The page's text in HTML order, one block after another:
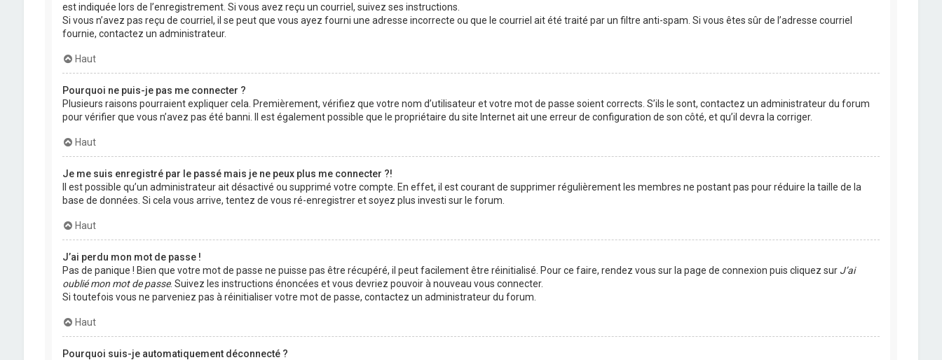
est indiquée lors de l’enregistrement. Si vous avez reçu un courriel, suivez ses instructions.
Si vous n’avez pas reçu de courriel, il se peut que vous ayez fourni une adresse incorrecte ou que le courriel ait été traité par un filtre anti-spam. Si vous êtes sûr de l’adresse courriel
fournie, contactez un administrateur.
Haut
Pourquoi ne puis-je pas me connecter ?
Plusieurs raisons pourraient expliquer cela. Premièrement, vérifiez que votre nom d’utilisateur et votre mot de passe soient corrects. S’ils le sont, contactez un administrateur du forum
pour vérifier que vous n’avez pas été banni. Il est également possible que le propriétaire du site Internet ait une erreur de configuration de son côté, et qu’il devra la corriger.
Haut
Je me suis enregistré par le passé mais je ne peux plus me connecter ?!
Il est possible qu’un administrateur ait désactivé ou supprimé votre compte. En effet, il est courant de supprimer régulièrement les membres ne postant pas pour réduire la taille de la
base de données. Si cela vous arrive, tentez de vous ré-enregistrer et soyez plus investi sur le forum.
Haut
J’ai perdu mon mot de passe !
Pas de panique ! Bien que votre mot de passe ne puisse pas être récupéré, il peut facilement être réinitialisé. Pour ce faire, rendez vous sur la page de connexion puis cliquez sur J’ai
oublié mon mot de passe. Suivez les instructions énoncées et vous devriez pouvoir à nouveau vous connecter.
Si toutefois vous ne parveniez pas à réinitialiser votre mot de passe, contactez un administrateur du forum.
Haut
Pourquoi suis-je automatiquement déconnecté ?